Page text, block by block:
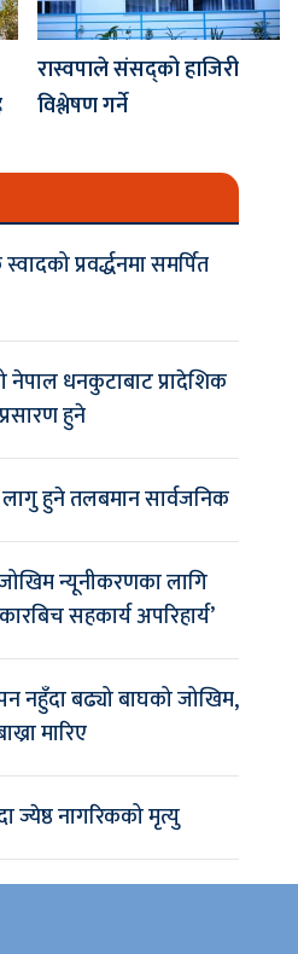
रास्वपाले संसद्को हाजिरी
विश्लेषण गर्ने
प्रवर्द्धनमा समर्पित
नेपाल धनकुटाबाट प्रादेशिक
हुने
हुने तलबमान सार्वजनिक
न्यूनीकरणका लागि
सहकार्य अपरिहार्य’
नहुँदा बढ्यो बाघको जोखिम,
मारिए
ज्येष्ठ नागरिकको मृत्यु